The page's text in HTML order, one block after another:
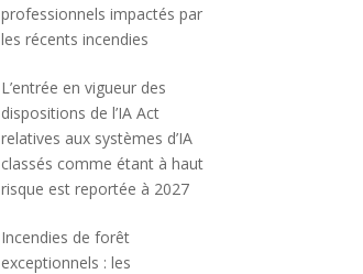
professionnels impactés par
les récents incendies
L’entrée en vigueur des
dispositions de l’IA Act
relatives aux systèmes d’IA
classés comme étant à haut
risque est reportée à 2027
Incendies de forêt
exceptionnels : les